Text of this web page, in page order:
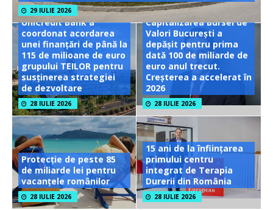
29 IULIE 2026
UniCredit Bank a
coordonat acordarea
unei finanțări de până la
115 de milioane de euro
grupului TEILOR pentru
susținerea strategiei
de dezvoltare
28 IULIE 2026
Capitalizarea Bursei de
Valori București a
depășit pentru prima
dată 100 de miliarde de
euro anul trecut.
Creșterea a accelerat în
2026
28 IULIE 2026
Protecție de peste 85
de miliarde lei pentru
vacanțele românilor
28 IULIE 2026
15 ani de la înființarea
primului centru
integrat de Terapia
Durerii din România
28 IULIE 2026